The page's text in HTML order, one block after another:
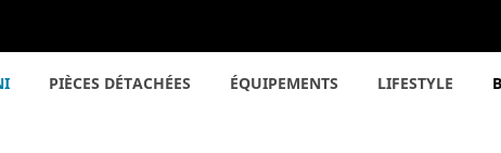
PIÈCES DÉTACHÉES ÉQUIPEMENTS LIFESTYLE